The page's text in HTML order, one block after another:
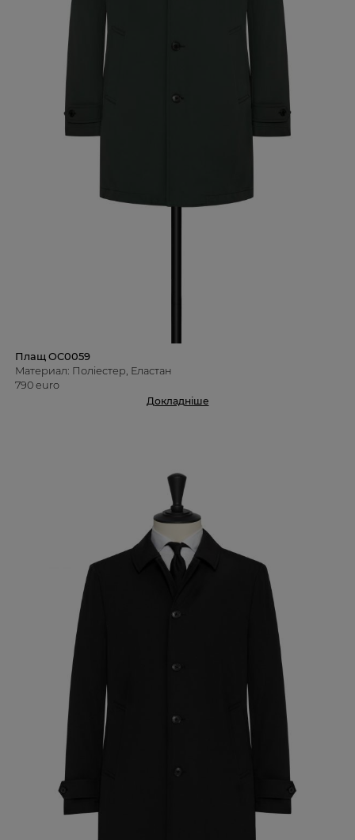
Плащ OC0059
Материал: Поліестер, Еластан
790 euro
Докладніше